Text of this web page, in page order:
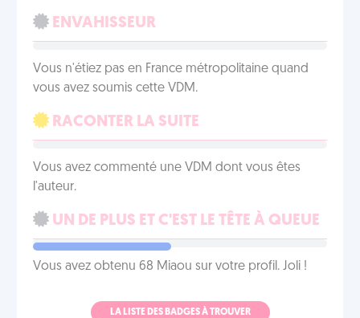
ENVAHISSEUR
Vous n'étiez pas en France métropolitaine quand
vous avez soumis cette VDM.
RACONTER LA SUITE
Vous avez commenté une VDM dont vous êtes
l'auteur.
UN DE PLUS ET C'EST LE TÊTE À QUEUE
Vous avez obtenu 68 Miaou sur votre profil. Joli !
LA LISTE DES BADGES À TROUVER